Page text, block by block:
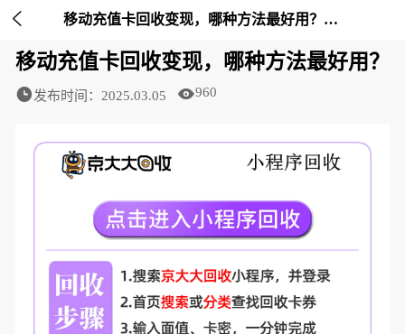
 移动充值卡回收变现，哪种方法最好用？-京大大回收
移动充值卡回收变现，哪种方法最好用？
发布时间：2025.03.05 960